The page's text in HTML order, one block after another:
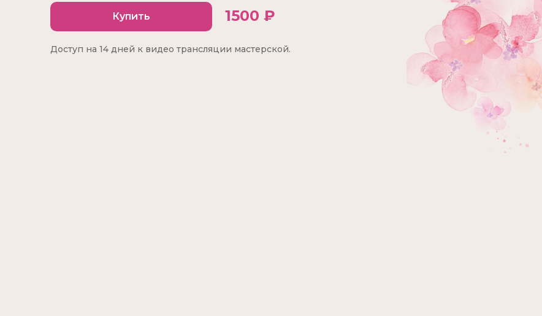
1500 ₽
Доступ на 14 дней к видео трансляции мастерской.
Купить